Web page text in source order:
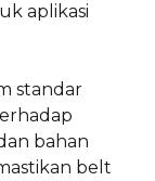
aplikasi
standar
bahan
belt